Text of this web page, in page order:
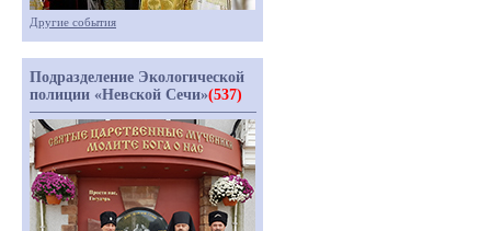
Другие события
Подразделение Экологической
полиции «Невской Сечи»(537)